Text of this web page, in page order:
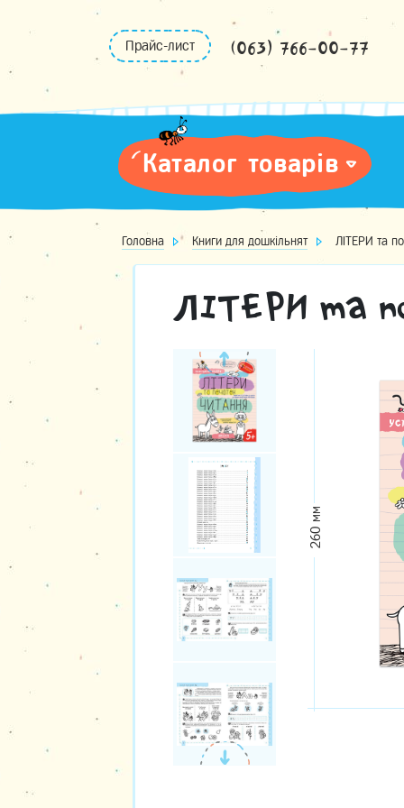
Прайс-лист (063) 766-00-77
Каталог товарів
Головна Книги для дошкільнят ЛІТЕРИ та
ЛІТЕРИ та
260 мм